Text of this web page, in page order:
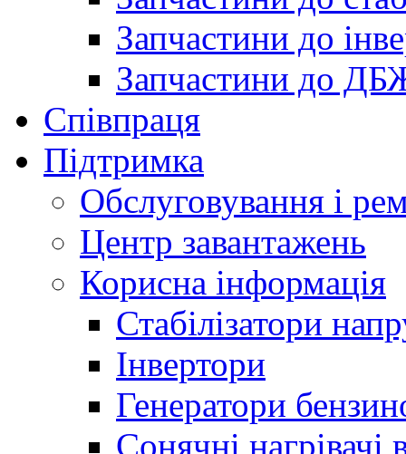
Запчастини до
Запчастини до
Співпраця
Підтримка
Обслуговування і
Центр завантажень
Корисна інформація
Стабілізатори
Інвертори
Генератори
Сонячні нагрівачі